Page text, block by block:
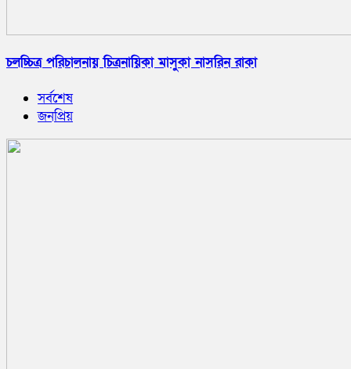
চলচ্চিত্র পরিচালনায় চিত্রনায়িকা মাসুকা নাসরিন রাকা
সর্বশেষ
জনপ্রিয়